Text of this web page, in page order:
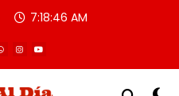
7:18:46 AM